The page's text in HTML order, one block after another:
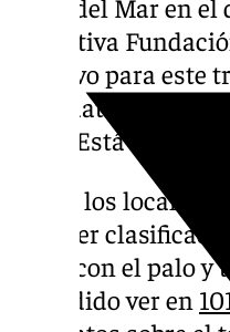
Deportiva
decisivo para
contraataque
el 87′. Está en
Eso sí, los locales
el tercer
veces con el palo
ha podido ver en